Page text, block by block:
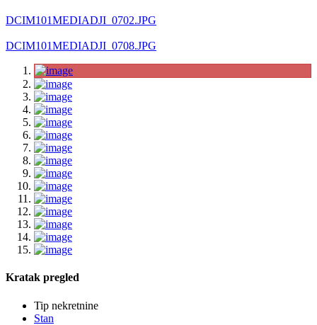
DCIM101MEDIADJI_0702.JPG
DCIM101MEDIADJI_0708.JPG
Kratak pregled
Tip nekretnine
Stan